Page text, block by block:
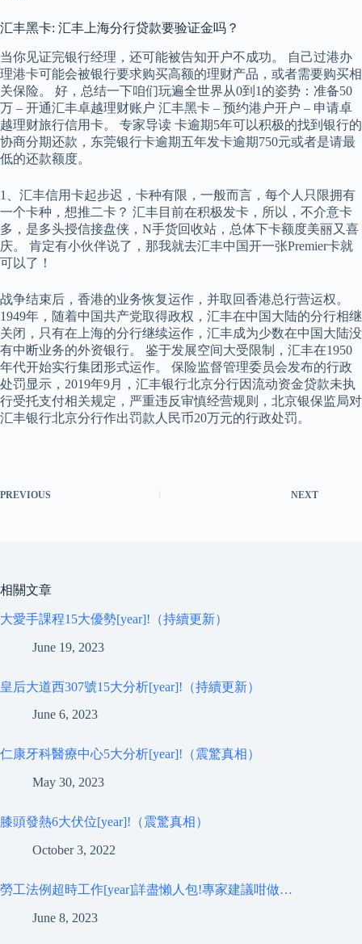
汇丰黑卡: 汇丰上海分行贷款要验证金吗？
当你见证完银行经理，还可能被告知开户不成功。 自己过港办
理港卡可能会被银行要求购买高额的理财产品，或者需要购买相
关保险。 好，总结一下咱们玩遍全世界从0到1的姿势：准备50
万 – 开通汇丰卓越理财账户 汇丰黑卡 – 预约港户开户 – 申请卓
越理财旅行信用卡。 专家导读 卡逾期5年可以积极的找到银行的
协商分期还款，东莞银行卡逾期五年发卡逾期750元或者是请最
低的还款额度。
1、汇丰信用卡起步迟，卡种有限，一般而言，每个人只限拥有
一个卡种，想推二卡？ 汇丰目前在积极发卡，所以，不介意卡
多，是多头授信接盘侠，N手货回收站，总体下卡额度美丽又喜
庆。 肯定有小伙伴说了，那我就去汇丰中国开一张Premier卡就
可以了！
战争结束后，香港的业务恢复运作，并取回香港总行营运权。
1949年，随着中国共产党取得政权，汇丰在中国大陆的分行相继
关闭，只有在上海的分行继续运作，汇丰成为少数在中国大陆没
有中断业务的外资银行。 鉴于发展空间大受限制，汇丰在1950
年代开始实行集团形式运作。 保险监督管理委员会发布的行政
处罚显示，2019年9月，汇丰银行北京分行因流动资金贷款未执
行受托支付相关规定，严重违反审慎经营规则，北京银保监局对
汇丰银行北京分行作出罚款人民币20万元的行政处罚。
PREVIOUS NEXT
相關文章
大愛手課程15大優勢[year]!（持續更新）
June 19, 2023
皇后大道西307號15大分析[year]!（持續更新）
June 6, 2023
仁康牙科醫療中心5大分析[year]!（震驚真相）
May 30, 2023
膝頭發熱6大伏位[year]!（震驚真相）
October 3, 2022
勞工法例超時工作[year]詳盡懶人包!專家建議咁做…
June 8, 2023